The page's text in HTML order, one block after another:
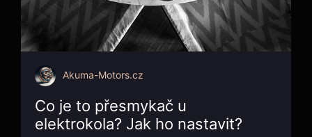
Akuma-Motors.cz
Co je to přesmykač u
elektrokola? Jak ho nastavit?